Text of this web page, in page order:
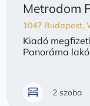
Metrodom
1047 Budapest,
Kiadó
Panoráma
2 szoba